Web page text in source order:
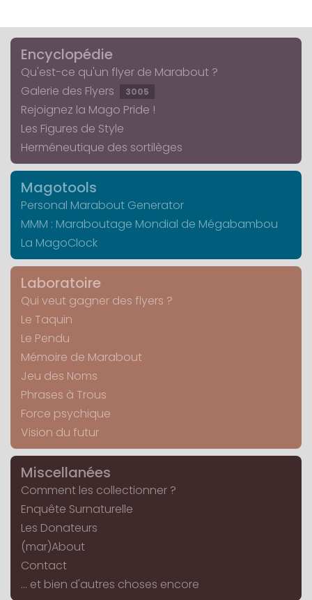
Encyclopédie
Qu'est-ce qu'un flyer de Marabout ?
Galerie des Flyers
3005
Rejoignez la Mago Pride !
Les Figures de Style
Herméneutique des sortilèges
Magotools
Personal Marabout Generator
MMM : Maraboutage Mondial de Mégabambou
La MagoClock
Laboratoire
Qui veut gagner des flyers ?
Le Taquin
Le Pendu
Mémoire de Marabout
Jeu des Noms
Phrases à Trous
Force psychique
Vision du futur
Miscellanées
Comment les collectionner ?
Enquête Surnaturelle
Les Donateurs
(mar)About
Contact
... et bien d'autres choses encore